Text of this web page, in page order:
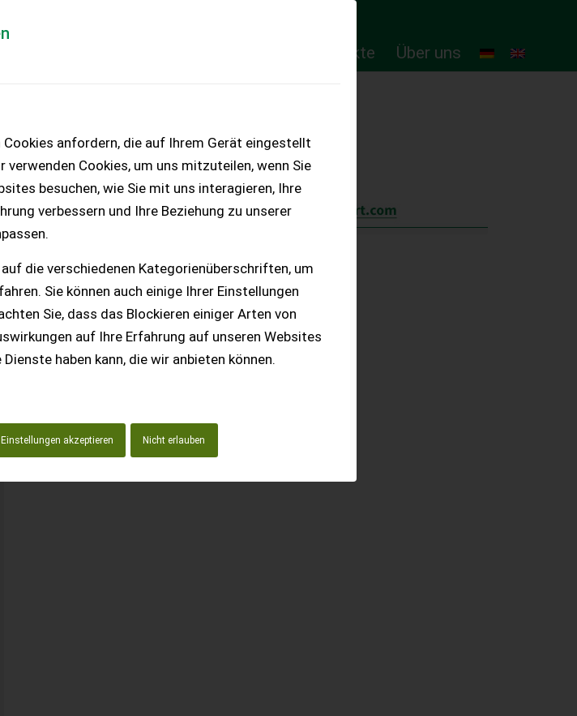
Cookies anfordern, die auf Ihrem Gerät eingestellt
verwenden Cookies, um uns mitzuteilen, wenn Sie
besuchen, wie Sie mit uns interagieren, Ihre
verbessern und Ihre Beziehung zu unserer
auf die verschiedenen Kategorienüberschriften, um
Sie können auch einige Ihrer Einstellungen
Sie, dass das Blockieren einiger Arten von
auf Ihre Erfahrung auf unseren Websites
haben kann, die wir anbieten können.
Einstellungen akzeptieren Nicht erlauben
Online-Produkte Über uns